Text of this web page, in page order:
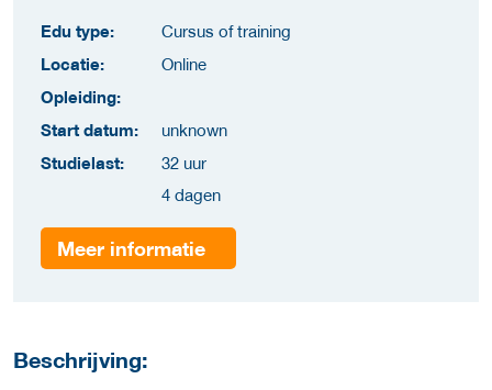
Edu type:
Cursus of training
Locatie:
Online
Opleiding:
Start datum:
unknown
Studielast:
32 uur
4 dagen
Meer informatie
Beschrijving: